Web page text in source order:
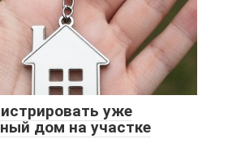
уже
дом на участке